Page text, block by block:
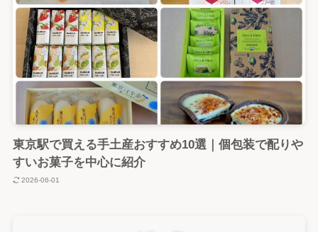
東京駅で買える手土産おすすめ10選｜個包装で配りや
すいお菓子を中心に紹介
2026-06-01